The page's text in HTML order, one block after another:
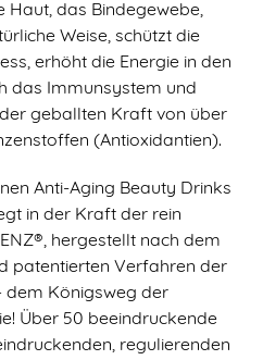
Haut, das Bindegewebe,
Weise, schützt die
erhöht die Energie in den
das Immunsystem und
geballten Kraft von über
(Antioxidantien).
Anti-Aging Beauty Drinks
in der Kraft der rein
hergestellt nach dem
patentierten Verfahren der
dem Königsweg der
Über 50 beeindruckende
regulierenden